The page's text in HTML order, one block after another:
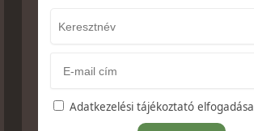
Adatkezelési tájékoztató elfogadása